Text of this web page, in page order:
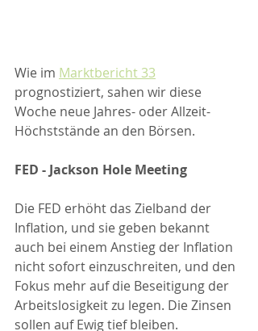
Wie im Marktbericht 33
prognostiziert, sahen wir diese
Woche neue Jahres- oder Allzeit-
Höchststände an den Börsen.
FED - Jackson Hole Meeting
Die FED erhöht das Zielband der
Inflation, und sie geben bekannt
auch bei einem Anstieg der Inflation
nicht sofort einzuschreiten, und den
Fokus mehr auf die Beseitigung der
Arbeitslosigkeit zu legen. Die Zinsen
sollen auf Ewig tief bleiben.